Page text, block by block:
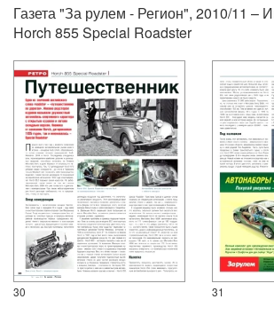
Газета "За рулем - Регион", 2010/11 –
Horch 855 Special Roadster
30 31